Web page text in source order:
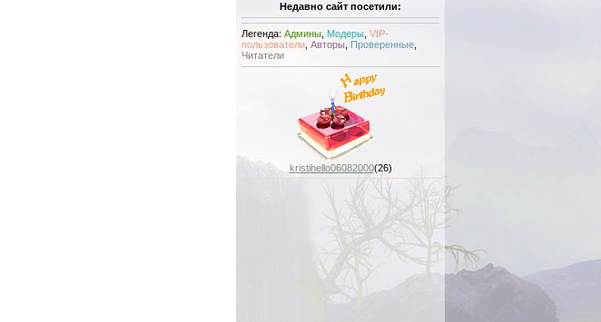
Недавно сайт посетили:
Легенда: Админы Модеры VIP-
пользователи Авторы Проверенные
Читатели
kristihello06082000(26)